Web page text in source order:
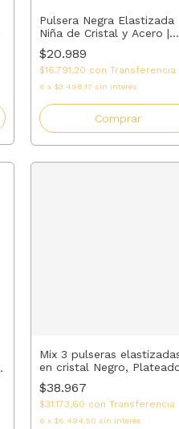
Pulsera Negra Elastizada
Niña de Cristal y Acero |
Regalo para Mamá,
Madrina o Tía | AMALO
$20.989
$16.791,20 con Transferencia
6 x $3.498,17 sin interés
Comprar
Mix 3 pulseras
en cristal Negro,
Dorado #4 + acero |
$38.967
$31.173,60 con Transferencia
6 x $6.494,50 sin interés